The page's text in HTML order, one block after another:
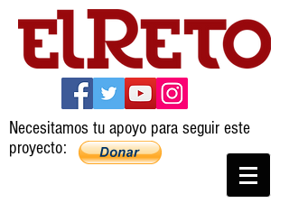
Necesitamos tu apoyo para seguir este
proyecto: